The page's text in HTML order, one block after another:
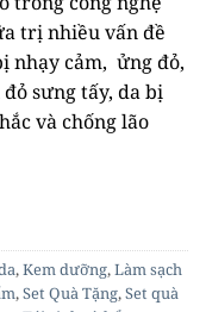
trị nhiều vấn đề
nhạy cảm, ửng đỏ,
sưng tấy, da bị
và chống lão
,Kem dưỡng,Làm sạch
,Set Quà Tặng,Set quà